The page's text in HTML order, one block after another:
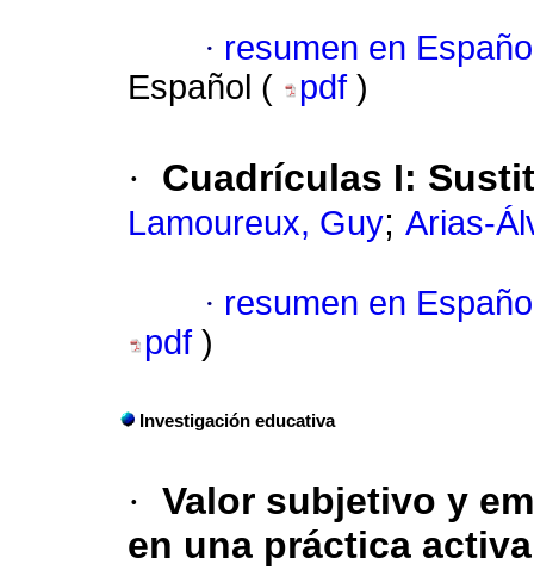
· resumen en
Español (
pdf )
· Cuadrículas I:
Lamoureux, Guy; Arias-
· resumen en
pdf )
Investigación educativa
· Valor subjetivo y
en una práctica